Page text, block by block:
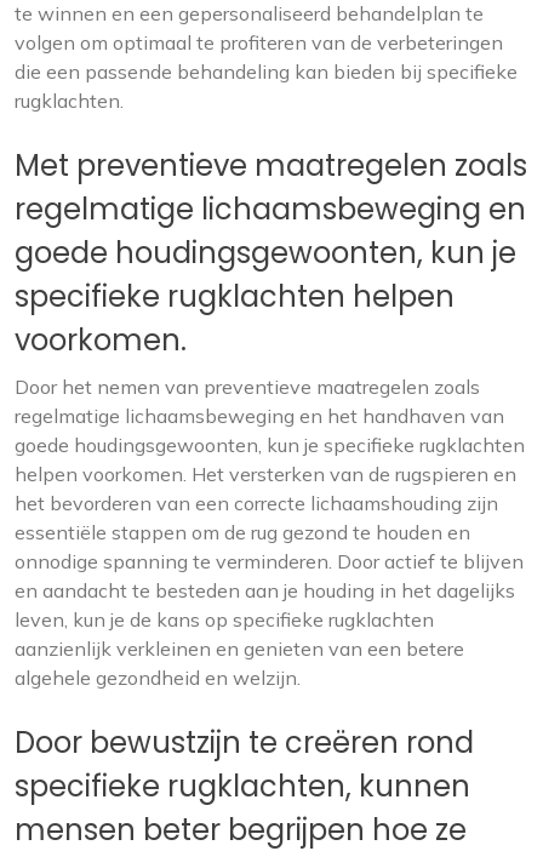
te winnen en een gepersonaliseerd behandelplan te
volgen om optimaal te profiteren van de verbeteringen
die een passende behandeling kan bieden bij specifieke
rugklachten.
Met preventieve maatregelen zoals
regelmatige lichaamsbeweging en
goede houdingsgewoonten, kun je
specifieke rugklachten helpen
voorkomen.
Door het nemen van preventieve maatregelen zoals
regelmatige lichaamsbeweging en het handhaven van
goede houdingsgewoonten, kun je specifieke rugklachten
helpen voorkomen. Het versterken van de rugspieren en
het bevorderen van een correcte lichaamshouding zijn
essentiële stappen om de rug gezond te houden en
onnodige spanning te verminderen. Door actief te blijven
en aandacht te besteden aan je houding in het dagelijks
leven, kun je de kans op specifieke rugklachten
aanzienlijk verkleinen en genieten van een betere
algehele gezondheid en welzijn.
Door bewustzijn te creëren rond
specifieke rugklachten, kunnen
mensen beter begrijpen hoe ze